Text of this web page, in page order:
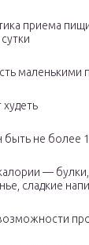
приема
маленькими
не более
—
сладкие